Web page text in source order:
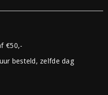
€50,-
besteld, zelfde dag